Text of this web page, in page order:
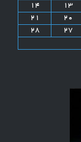
13
14
20
21
27
28